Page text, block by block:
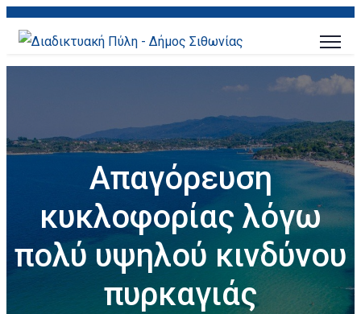
Απαγόρευση
κυκλοφορίας λόγω
πολύ υψηλού κινδύνου
πυρκαγιάς